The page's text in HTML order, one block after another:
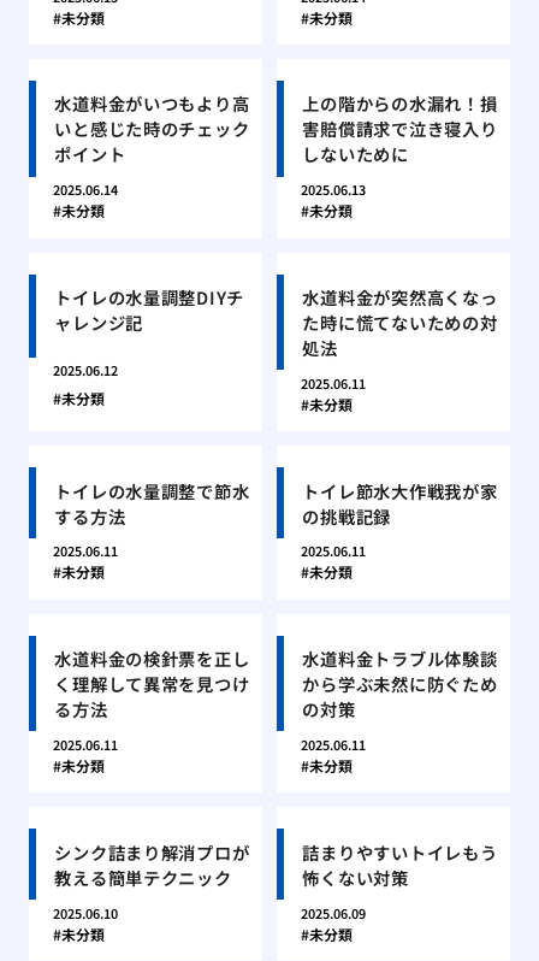
未分類 未分類
水道料金がいつもより高
いと感じた時のチェック
ポイント
2025.06.14
未分類
上の階からの水漏れ！損
害賠償請求で泣き寝入り
しないために
2025.06.13
未分類
トイレの水量調整DIYチ
ャレンジ記
2025.06.12
未分類
水道料金が突然高くなっ
た時に慌てないための対
処法
2025.06.11
未分類
トイレの水量調整で節水
する方法
2025.06.11
未分類
トイレ節水大作戦我が家
の挑戦記録
2025.06.11
未分類
水道料金の検針票を正し
く理解して異常を見つけ
る方法
2025.06.11
未分類
水道料金トラブル体験談
から学ぶ未然に防ぐため
の対策
2025.06.11
未分類
シンク詰まり解消プロが
教える簡単テクニック
2025.06.10
未分類
詰まりやすいトイレもう
怖くない対策
2025.06.09
未分類